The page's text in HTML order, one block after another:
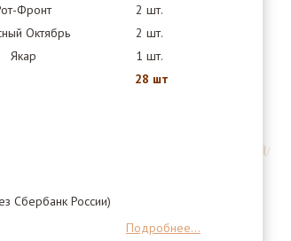
Фронт
2 шт.
Октябрь
2 шт.
Якар
1 шт.
28 шт
Сбербанк России)
Подробнее...